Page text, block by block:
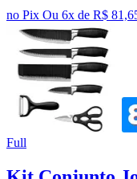
no Pix Ou 6x de R$
Full